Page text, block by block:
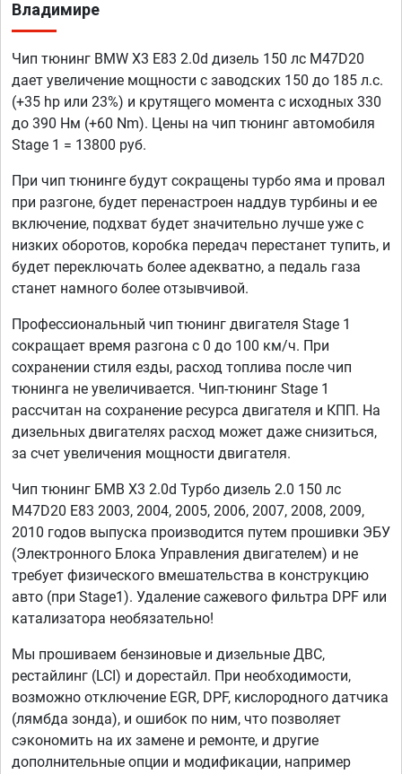
Владимире
Чип тюнинг BMW X3 E83 2.0d дизель 150 лс M47D20
дает увеличение мощности с заводских 150 до 185 л.с.
(+35 hp или 23%) и крутящего момента с исходных 330
до 390 Нм (+60 Nm). Цены на чип тюнинг автомобиля
Stage 1 = 13800 руб.
При чип тюнинге будут сокращены турбо яма и провал
при разгоне, будет перенастроен наддув турбины и ее
включение, подхват будет значительно лучше уже с
низких оборотов, коробка передач перестанет тупить, и
будет переключать более адекватно, а педаль газа
станет намного более отзывчивой.
Профессиональный чип тюнинг двигателя Stage 1
сокращает время разгона с 0 до 100 км/ч. При
сохранении стиля езды, расход топлива после чип
тюнинга не увеличивается. Чип-тюнинг Stage 1
рассчитан на сохранение ресурса двигателя и КПП. На
дизельных двигателях расход может даже снизиться,
за счет увеличения мощности двигателя.
Чип тюнинг БМВ Х3 2.0d Турбо дизель 2.0 150 лс
M47D20 E83 2003, 2004, 2005, 2006, 2007, 2008, 2009,
2010 годов выпуска производится путем прошивки ЭБУ
(Электронного Блока Управления двигателем) и не
требует физического вмешательства в конструкцию
авто (при Stage1). Удаление сажевого фильтра DPF или
катализатора необязательно!
Мы прошиваем бензиновые и дизельные ДВС,
рестайлинг (LCI) и дорестайл. При необходимости,
возможно отключение EGR, DPF, кислородного датчика
(лямбда зонда), и ошибок по ним, что позволяет
сэкономить на их замене и ремонте, и другие
дополнительные опции и модификации, например